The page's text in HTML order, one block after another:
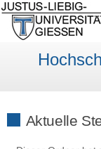
Aktuelle